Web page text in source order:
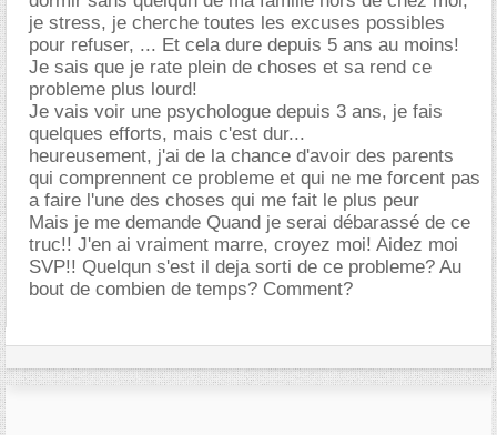
je stress, je cherche toutes les excuses possibles
pour refuser, ... Et cela dure depuis 5 ans au moins!
Je sais que je rate plein de choses et sa rend ce
probleme plus lourd!
Je vais voir une psychologue depuis 3 ans, je fais
quelques efforts, mais c'est dur...
heureusement, j'ai de la chance d'avoir des parents
qui comprennent ce probleme et qui ne me forcent pas
a faire l'une des choses qui me fait le plus peur
Mais je me demande Quand je serai débarassé de ce
truc!! J'en ai vraiment marre, croyez moi! Aidez moi
SVP!! Quelqun s'est il deja sorti de ce probleme? Au
bout de combien de temps? Comment?